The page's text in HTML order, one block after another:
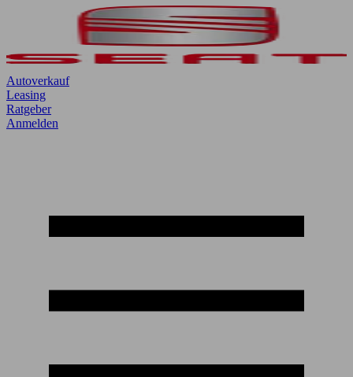
Autoverkauf
Leasing
Ratgeber
Anmelden